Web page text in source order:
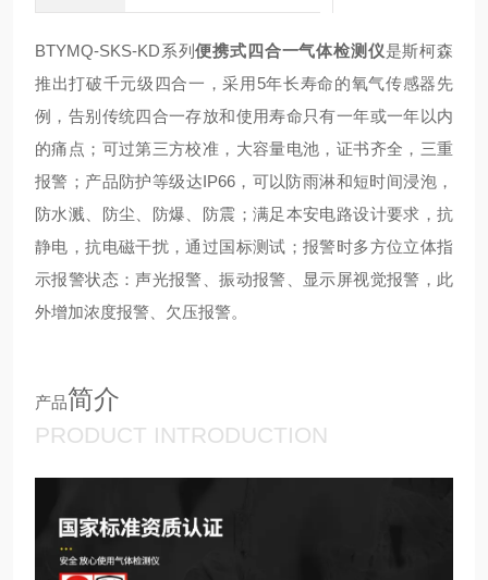
BTYMQ-SKS-KD系列便携式四合一气体检测仪是斯柯森
推出打破千元级四合一，采用5年长寿命的氧气传感器先
例，告别传统四合一存放和使用寿命只有一年或一年以内
的痛点；可过第三方校准，大容量电池，证书齐全，三重
报警；产品防护等级达IP66，可以防雨淋和短时间浸泡，
防水溅、防尘、防爆、防震；满足本安电路设计要求，抗
静电，抗电磁干扰，通过国标测试；报警时多方位立体指
示报警状态：声光报警、振动报警、显示屏视觉报警，此
外增加浓度报警、欠压报警。
产品简介
PRODUCT INTRODUCTION